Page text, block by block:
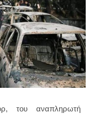
του αναπληρωτή